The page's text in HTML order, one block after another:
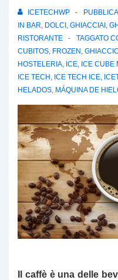
ICETECHWP
IN BAR, DOLCI , GHIACCIAI ,
RISTORANTE
TAGGATO
CUBITOS, FROZEN ,
HOSTELERIA, ICE, ICE CUBE
ICE TECH , ICE TECH ICE,
HELADOS, MÁQUINA DE
Il caffè è una delle